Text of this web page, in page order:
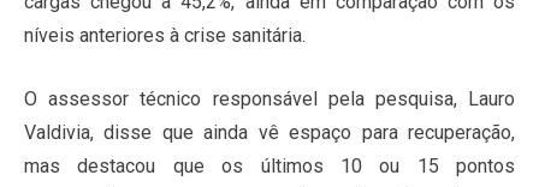
níveis anteriores à crise sanitária.
O assessor técnico responsável pela pesquisa, Lauro
Valdivia, disse que ainda vê espaço para recuperação,
mas destacou que os últimos 10 ou 15 pontos